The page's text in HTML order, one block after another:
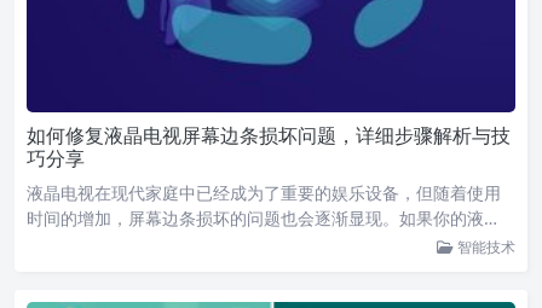
如何修复液晶电视屏幕边条损坏问题，详细步骤解析与技
巧分享
液晶电视在现代家庭中已经成为了重要的娱乐设备，但随着使用
时间的增加，屏幕边条损坏的问题也会逐渐显现。如果你的液…
智能技术